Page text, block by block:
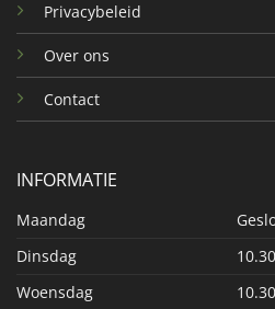
Privacybeleid
Over ons
Contact
INFORMATIE
Maandag
Dinsdag
Woensdag